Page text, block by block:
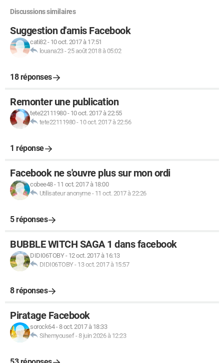
Discussions similaires
Suggestion d'amis Facebook
cati82- 10 oct. 2017 à 17:51
louana23-25 août 2018 à 05:02
18 réponses
Remonter une publication
tete22111980- 10 oct. 2017 à 22:55
tete22111980- 10 oct. 2017 à 22:56
1 réponse
Facebook ne s'ouvre plus sur mon ordi
cobee48- 11 oct. 2017 à 18:00
Utilisateur anonyme- 11 oct. 2017 à 22:26
5 réponses
BUBBLE WITCH SAGA 1 dans facebook
DIDI06TOBY- 12 oct. 2017 à 16:13
DIDI06TOBY- 13 oct. 2017 à 15:57
8 réponses
Piratage Facebook
sorock64-8 oct. 2017 à 18:33
Sihemyousef- 8 juin 2026 à 12:23